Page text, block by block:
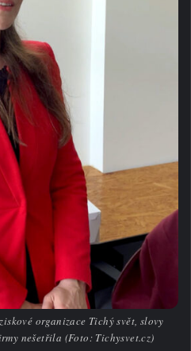
organizace Tichý svět, slovy
nešetřila (Foto: Tichysvet.cz)